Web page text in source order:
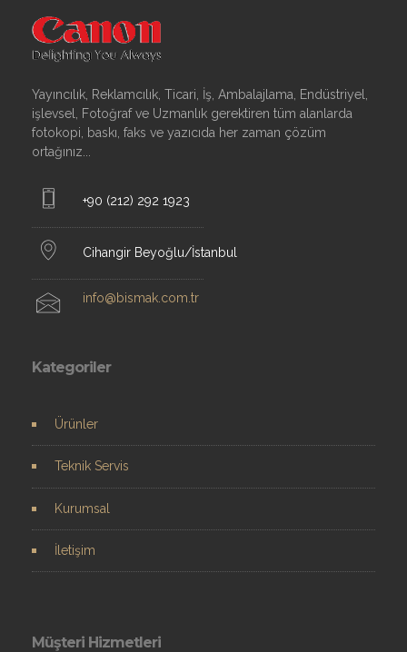
Yayıncılık, Reklamcılık, Ticari, İş, Ambalajlama, Endüstriyel,
işlevsel, Fotoğraf ve Uzmanlık gerektiren tüm alanlarda
fotokopi, baskı, faks ve yazıcıda her zaman çözüm
ortağınız...
+90 (212) 292 1923
Cihangir Beyoğlu/İstanbul
info@bismak.com.tr
Kategoriler
Ürünler
Teknik Servis
Kurumsal
İletişim
Müşteri Hizmetleri